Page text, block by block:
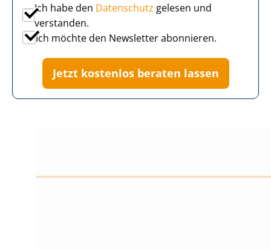
Ich habe den Datenschutz gelesen und
verstanden.
Ich möchte den Newsletter abonnieren.
Jetzt kostenlos beraten lassen